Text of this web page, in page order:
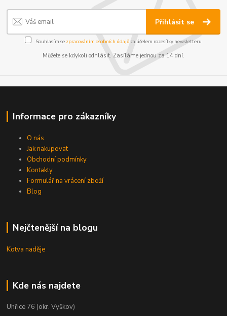
Přihlásit se
Souhlasím se zpracováním osobních údajůza účelem rozesílky newsletteru.
Můžete se kdykoli odhlásit. Zasíláme jednou za 14 dní.
Informace pro zákazníky
O nás
Jak nakupovat
Obchodní podmínky
Kontakty
Formulář na vrácení zboží
Blog
Nejčtenější na blogu
Kotva naděje
Kde nás najdete
Uhřice 76 (okr. Vyškov)